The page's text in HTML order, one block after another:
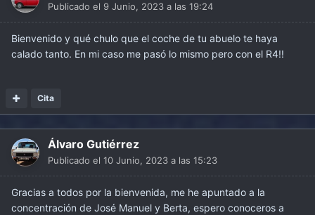
Publicado el 9 Junio, 2023 a las 19:24
Bienvenido y qué chulo que el coche de tu abuelo te haya
calado tanto. En mi caso me pasó lo mismo pero con el R4!!
Cita
Álvaro Gutiérrez
Publicado el 10 Junio, 2023 a las 15:23
Gracias a todos por la bienvenida, me he apuntado a la
concentración de José Manuel y Berta, espero conoceros a